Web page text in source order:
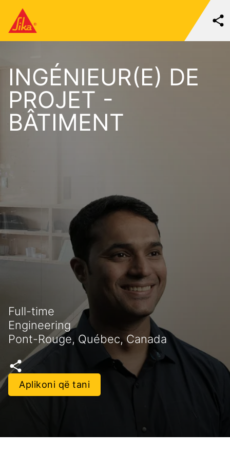
INGÉNIEUR(E) DE
PROJET -
BÂTIMENT
Full-time
Engineering
Pont-Rouge, Québec, Canada
Aplikoni që tani